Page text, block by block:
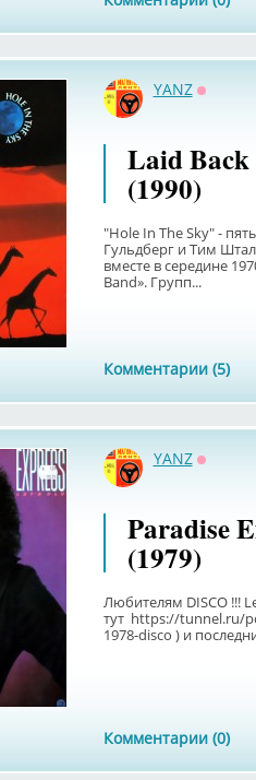
YANZ
Laid Back
(1990)
"Hole In The Sky" -
Гульдберг и Тим
вместе в середине
Band». Групп...
Комментарии (5)
YANZ
Paradise
(1979)
Любителям DISCO !!!
тут https://tunnel.ru/
1978-disco ) и
Комментарии (0)